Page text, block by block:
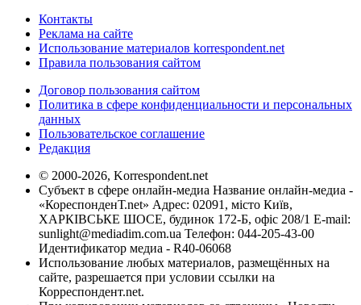
Контакты
Реклама на сайте
Использование материалов korrespondent.net
Правила пользования сайтом
Договор пользования сайтом
Политика в сфере конфиденциальности и персональных
данных
Пользовательское соглашение
Редакция
© 2000-2026, Korrespondent.net
Субъект в сфере онлайн-медиа Название онлайн-медиа -
«КореспонденТ.net» Адрес: 02091, місто Київ,
ХАРКІВСЬКЕ ШОСЕ, будинок 172-Б, офіс 208/1 E-mail:
sunlight@mediadim.com.ua Телефон: 044-205-43-00
Идентификатор медиа - R40-06068
Использование любых материалов, размещённых на
сайте, разрешается при условии ссылки на
Корреспондент.net.